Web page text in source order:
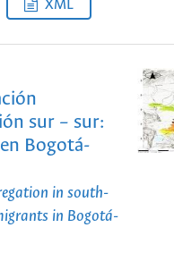
XML
sur – sur:
Bogotá-
in south-
in Bogotá-